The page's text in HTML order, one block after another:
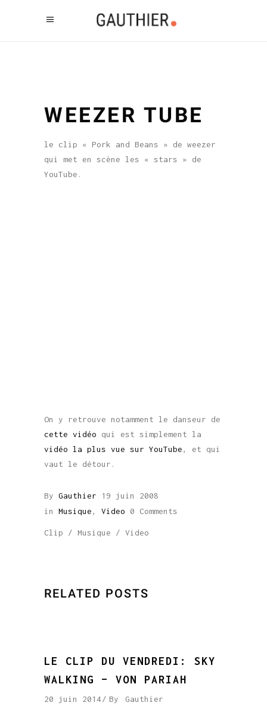
WEEZER TUBE
le clip « Pork and Beans » de weezer
qui met en scène les « stars » de
YouTube.
On y retrouve notamment le danseur de
cette vidéo qui est simplement la
vidéo la plus vue sur YouTube, et qui
vaut le détour.
By Gauthier
19 juin 2008
in Musique, Video 0 Comments
Clip / Musique / Video
RELATED POSTS
LE CLIP DU VENDREDI: SKY
WALKING – VON PARIAH
20 juin 2014 By Gauthier